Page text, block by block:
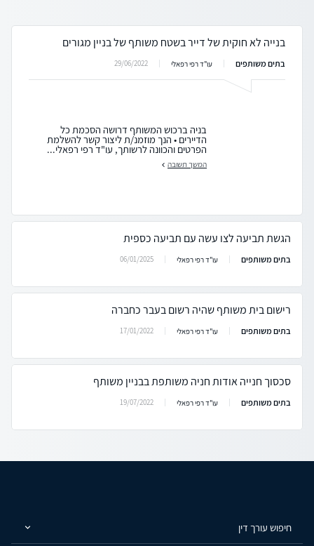
בנייה לא חוקית של דייר בשטח משותף של בניין מגורים
בתים משותפים עו"ד רפי רפאלי 29/06/2022
בניה ברכוש המשותף דרושה הסכמת כל
הדיירים • הנך מוזמנ/ת ליצור קשר להשלמת
הפרטים והכוונה לרשותך, עו"ד רפי רפאלי...
המשך תשובה
הגשת תביעה לצו עשה עם תביעה כספית
בתים משותפים עו"ד רפי רפאלי 06/01/2025
רישום בית משותף שהיה רשום בעבר כחברה
בתים משותפים עו"ד רפי רפאלי 17/01/2022
סכסוך חנייה אודות חניה משותפת בבניין משותף
בתים משותפים עו"ד רפי רפאלי 19/07/2022
חיפוש עורך דין